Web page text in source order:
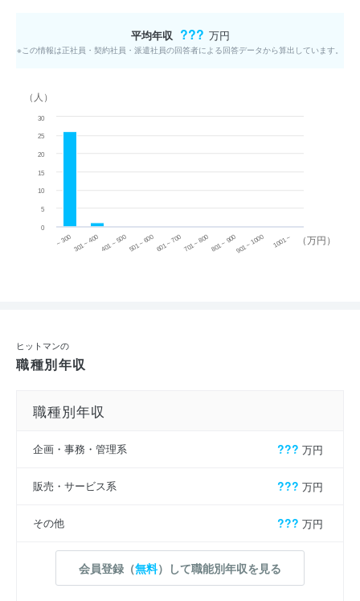
平均年収 ??? 万円
※この情報は正社員・契約社員・派遣社員の回答者による回答データから算出しています。
（万円）
（人）
~ 300 301 ~ 400 401 ~ 500501 ~ 600601 ~ 700701 ~ 800801 ~ 900901 ~ 1000 1001 ~
0
5
10
15
20
25
30
ヒットマンの
職種別年収
職種別年収
企画・事務・管理系 ??? 万円
販売・サービス系 ??? 万円
その他 ??? 万円
会員登録（無料）して職能別年収を見る